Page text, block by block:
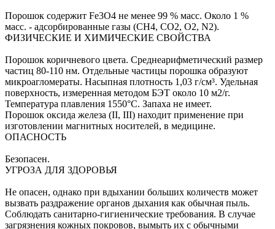
Порошок содержит Fe3O4 не менее 99 % масс. Около 1 %
масс. - адсорбированные газы (CH4, CO2, О2, N2).
ФИЗИЧЕСКИЕ И ХИМИЧЕСКИЕ СВОЙСТВА
Порошок коричневого цвета. Среднеарифметический размер
частиц 80-110 нм. Отдельные частицы порошка образуют
микроагломераты. Насыпная плотность 1,03 г/см³. Удельная
поверхность, измеренная методом БЭТ около 10 м2/г.
Температура плавления 1550°С. Запаха не имеет.
Порошок оксида железа (II, III) находит применение при
изготовлении магнитных носителей, в медицине.
ОПАСНОСТЬ
Безопасен.
УГРОЗА ДЛЯ ЗДОРОВЬЯ
Не опасен, однако при вдыхании больших количеств может
вызвать раздражение органов дыхания как обычная пыль.
Соблюдать санитарно-гигиенические требования. В случае
загрязнения кожных покровов, вымыть их с обычными